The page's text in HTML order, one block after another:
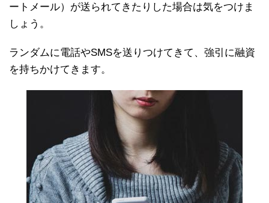
ートメール）が送られてきたりした場合は気をつけま
しょう。
ランダムに電話やSMSを送りつけてきて、強引に融資
を持ちかけてきます。